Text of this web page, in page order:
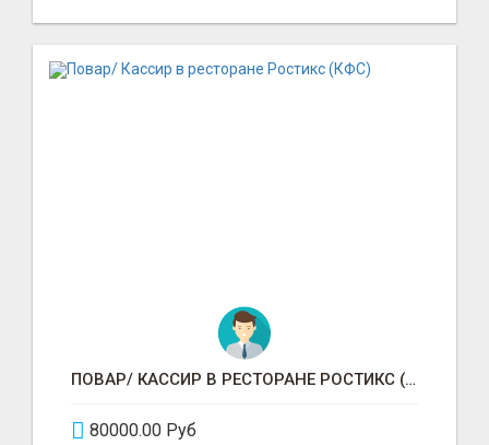
ПОВАР/ КАССИР В РЕСТОРАНЕ РОСТИКС (КФС)
80000.00 Руб